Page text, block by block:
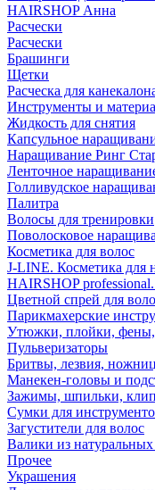
HAIRSHOP Анна
Расчески
Расчески
Брашинги
Щетки
Расческа для
Инструменты и
Жидкость для снятия
Капсульное
Наращивание Ринг
Ленточное
Голливудское
Палитра
Волосы для тренировки
Поволосковое
Косметика для волос
J-LINE. Косметика для
HAIRSHOP
Цветной спрей для
Парикмахерские
Утюжки, плойки,
Пульверизаторы
Бритвы, лезвия,
Манекен-головы и
Зажимы, шпильки,
Сумки для
Загустители для волос
Валики из натуральных
Прочее
Украшения